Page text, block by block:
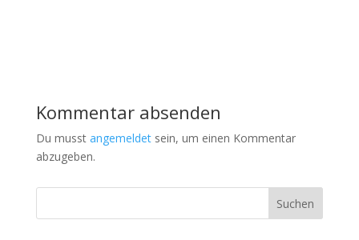
Kommentar absenden
Du musst angemeldetsein, um einen Kommentar
abzugeben.